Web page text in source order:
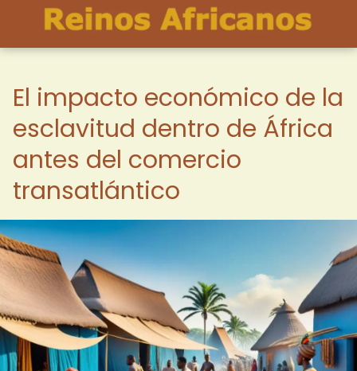
El impacto económico de la
esclavitud dentro de África
antes del comercio
transatlántico